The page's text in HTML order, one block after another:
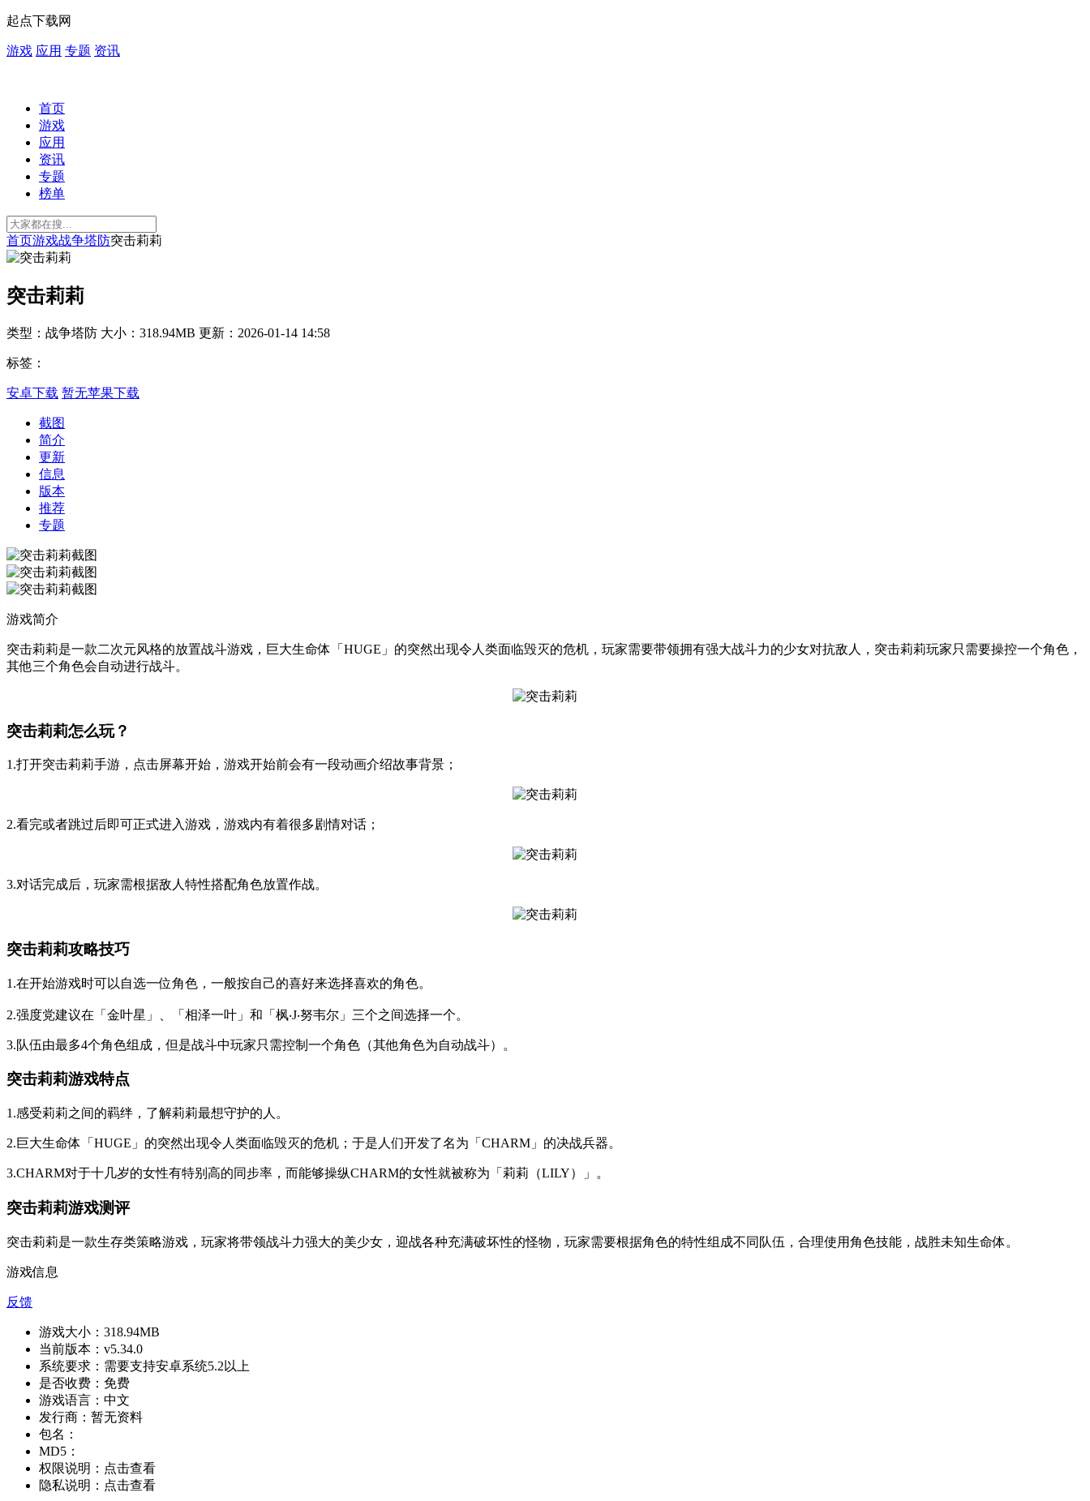
起点下载网
游戏 应用 专题 资讯
首页
游戏
应用
资讯
专题
榜单
首页游戏战争塔防突击莉莉
突击莉莉
类型：战争塔防 大小：318.94MB 更新：2026-01-14 14:58
标签：
安卓下载 暂无苹果下载
截图
简介
更新
信息
版本
推荐
专题
游戏简介
突击莉莉是一款二次元风格的放置战斗游戏，巨大生命体「HUGE」的突然出现令人类面临毁灭的危机，玩家需要带领拥有强大战斗力的少女对抗敌人，突击莉莉玩家只需要操控一个角色，
其他三个角色会自动进行战斗。
突击莉莉怎么玩？
1.打开突击莉莉手游，点击屏幕开始，游戏开始前会有一段动画介绍故事背景；
2.看完或者跳过后即可正式进入游戏，游戏内有着很多剧情对话；
3.对话完成后，玩家需根据敌人特性搭配角色放置作战。
突击莉莉攻略技巧
1.在开始游戏时可以自选一位角色，一般按自己的喜好来选择喜欢的角色。
2.强度党建议在「金叶星」、「相泽一叶」和「枫‧J‧努韦尔」三个之间选择一个。
3.队伍由最多4个角色组成，但是战斗中玩家只需控制一个角色（其他角色为自动战斗）。
突击莉莉游戏特点
1.感受莉莉之间的羁绊，了解莉莉最想守护的人。
2.巨大生命体「HUGE」的突然出现令人类面临毁灭的危机；于是人们开发了名为「CHARM」的决战兵器。
3.CHARM对于十几岁的女性有特别高的同步率，而能够操纵CHARM的女性就被称为「莉莉（LILY）」。
突击莉莉游戏测评
突击莉莉是一款生存类策略游戏，玩家将带领战斗力强大的美少女，迎战各种充满破坏性的怪物，玩家需要根据角色的特性组成不同队伍，合理使用角色技能，战胜未知生命体。
游戏信息
反馈
游戏大小： 318.94MB
当前版本： v5.34.0
系统要求： 需要支持安卓系统5.2以上
是否收费： 免费
游戏语言： 中文
发行商： 暂无资料
包名：
MD5：
权限说明： 点击查看
隐私说明： 点击查看